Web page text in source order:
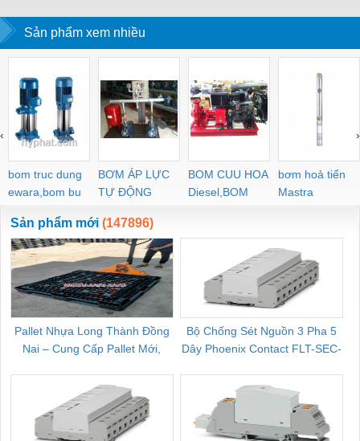
Sản phẩm xem nhiều
bom truc dung
ewara,bom bu
ewara
BƠM ÁP LỰC
TỰ ĐỘNG
BOM CUU HOA
Diesel,BOM
CHUA CHAY
bơm hoả tiển
Mastra
‹ ›
Sản phẩm mới (147896)
Pallet Nhựa Long Thành Đồng
Nai – Cung Cấp Pallet Mới,
Bộ Chống Sét Nguồn 3 Pha 5
Dây Phoenix Contact FLT-SEC-